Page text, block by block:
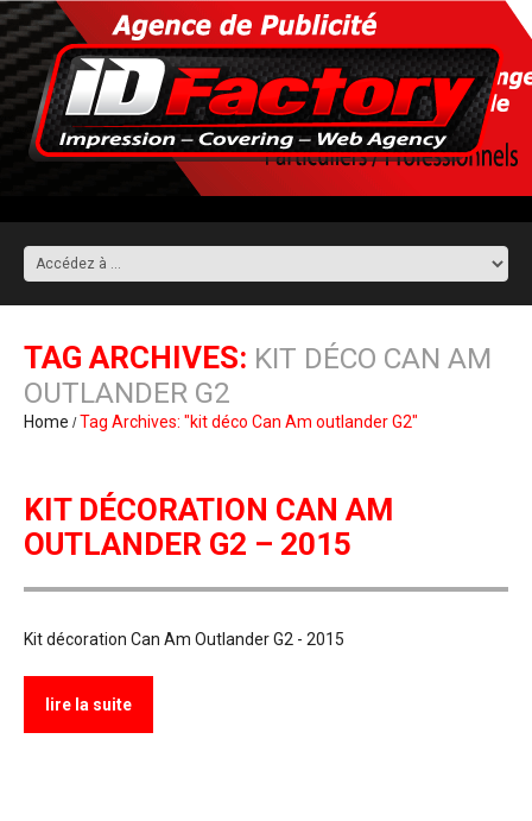
TAG ARCHIVES: KIT DÉCO CAN AM
OUTLANDER G2
Home Tag Archives: "kit déco Can Am outlander G2"
KIT DÉCORATION CAN AM
OUTLANDER G2 – 2015
Kit décoration Can Am Outlander G2 - 2015
lire la suite